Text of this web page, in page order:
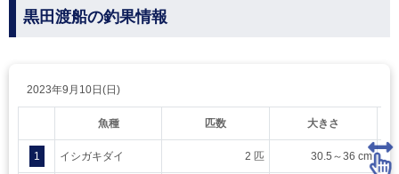
黒田渡船の釣果情報
2023年9月10日(日)
魚種 匹数 大きさ
1 イシガキダイ 2 匹 30.5～36 cm